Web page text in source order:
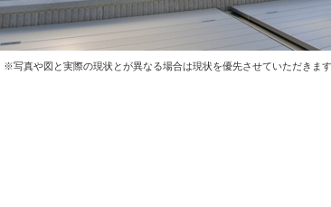
※写真や図と実際の現状とが異なる場合は現状を優先させていただきます